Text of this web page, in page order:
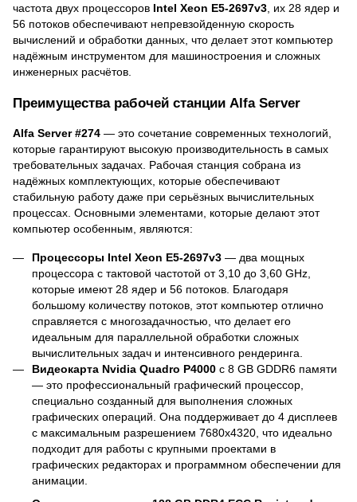
частота двух процессоров Intel Xeon E5-2697v3 , их 28 ядер и
56 потоков обеспечивают непревзойденную скорость
вычислений и обработки данных, что делает этот компьютер
надёжным инструментом для машиностроения и сложных
инженерных расчётов.
Преимущества рабочей станции Alfa Server
Alfa Server #274 — это сочетание современных технологий,
которые гарантируют высокую производительность в самых
требовательных задачах. Рабочая станция собрана из
надёжных комплектующих, которые обеспечивают
стабильную работу даже при серьёзных вычислительных
процессах. Основными элементами, которые делают этот
компьютер особенным, являются:
Процессоры Intel Xeon E5-2697v3 — два мощных
процессора с тактовой частотой от 3,10 до 3,60 GHz,
которые имеют 28 ядер и 56 потоков. Благодаря
большому количеству потоков, этот компьютер отлично
справляется с многозадачностью, что делает его
идеальным для параллельной обработки сложных
вычислительных задач и интенсивного рендеринга.
Видеокарта Nvidia Quadro P4000 с 8 GB GDDR6 памяти
— это профессиональный графический процессор,
специально созданный для выполнения сложных
графических операций. Она поддерживает до 4 дисплеев
с максимальным разрешением 7680x4320, что идеально
подходит для работы с крупными проектами в
графических редакторах и программном обеспечении для
анимации.